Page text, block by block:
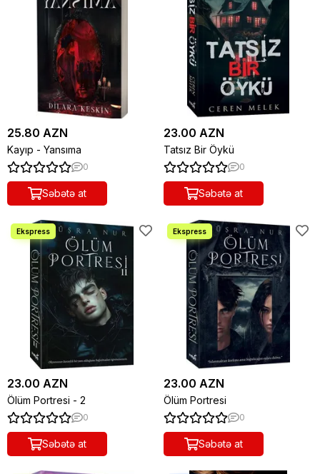
25.80 AZN
Kayıp - Yansıma
0
Səbətə at
23.00 AZN
Tatsız Bir Öykü
0
Səbətə at
23.00 AZN
Ölüm Portresi - 2
0
Səbətə at
23.00 AZN
Ölüm Portresi
0
Səbətə at